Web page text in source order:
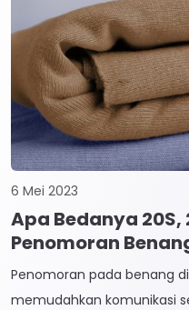
6 Mei 2023
Apa Bedanya 20S,
Penomoran
Penomoran pada benang
memudahkan komunikasi